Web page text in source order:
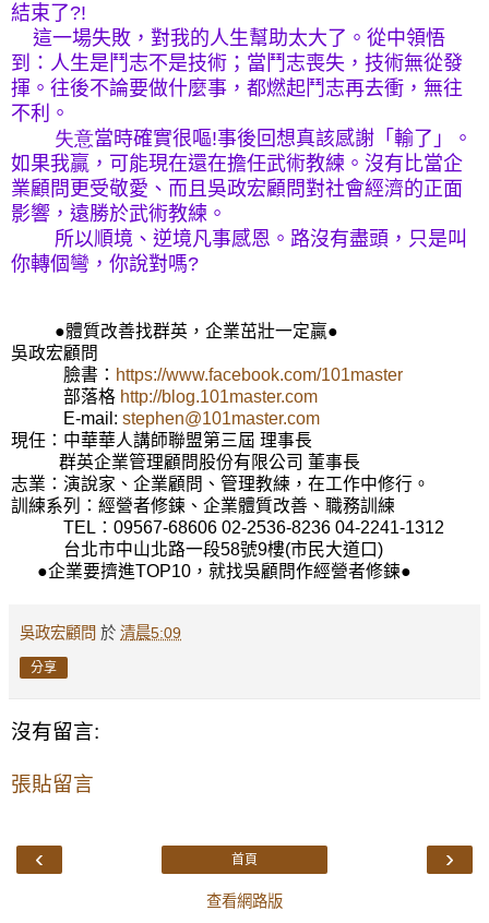
結束了?!
這一場失敗，對我的人生幫助太大了。從中領悟
到：人生是鬥志不是技術；當鬥志喪失，技術無從發
揮。往後不論要做什麼事，都燃起鬥志再去衝，無往
不利。
失意當時確實很嘔!事後回想真該感謝「輸了」。
如果我贏，可能現在還在擔任武術教練。沒有比當企
業顧問更受敬愛、而且吳政宏顧問對社會經濟的正面
影響，遠勝於武術教練。
所以順境、逆境凡事感恩。路沒有盡頭，只是叫
你轉個彎，你說對嗎?
●體質改善找群英，企業茁壯一定贏●
吳政宏顧問
臉書： https://www.facebook.com/101master
部落格 http://blog.101master.com
E-mail: stephen@101master.com
現任：中華華人講師聯盟第三屆 理事長
群英企業管理顧問股份有限公司 董事長
志業：演說家、企業顧問、管理教練，在工作中修行。
訓練系列：經營者修鍊、企業體質改善、職務訓練
TEL：09567-68606 02-2536-8236 04-2241-1312
台北市中山北路一段58號9樓(市民大道口)
●企業要擠進TOP10，就找吳顧問作經營者修鍊●
吳政宏顧問 於 清晨5:09
分享
沒有留言:
張貼留言
‹ ›
首頁
查看網路版